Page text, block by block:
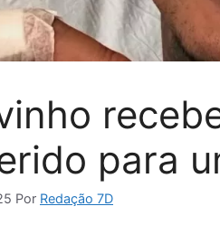
para
Por Redação 7D